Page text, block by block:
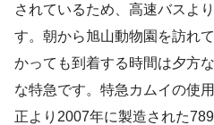
されているため、高速バスよ
す。朝から旭山動物園を訪れ
かっても到着する時間は夕方
な特急です。特急カムイの使
正より2007年に製造された